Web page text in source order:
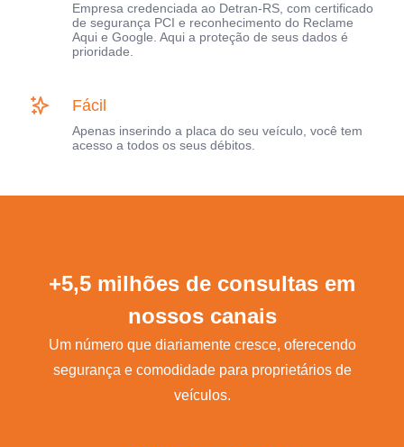
Empresa credenciada ao Detran-RS, com certificado
de segurança PCI e reconhecimento do Reclame
Aqui e Google. Aqui a proteção de seus dados é
prioridade.
Fácil
Apenas inserindo a placa do seu veículo, você tem
acesso a todos os seus débitos.
+5,5 milhões de consultas em
nossos canais
Um número que diariamente cresce, oferecendo
segurança e comodidade para proprietários de
veículos.